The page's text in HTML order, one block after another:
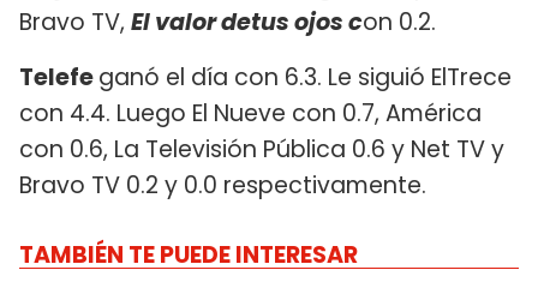
Bravo TV, El valor detus ojos con 0.2.
Telefeganó el día con 6.3. Le siguió ElTrece
con 4.4. Luego El Nueve con 0.7, América
con 0.6, La Televisión Pública 0.6 y Net TV y
Bravo TV 0.2 y 0.0 respectivamente.
TAMBIÉN TE PUEDE INTERESAR